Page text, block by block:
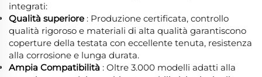
integrati:
Qualità superiore : Produzione certificata, controllo
qualità rigoroso e materiali di alta qualità garantiscono
coperture della testata con eccellente tenuta, resistenza
alla corrosione e lunga durata.
Ampia Compatibilità : Oltre 3.000 modelli adatti alla